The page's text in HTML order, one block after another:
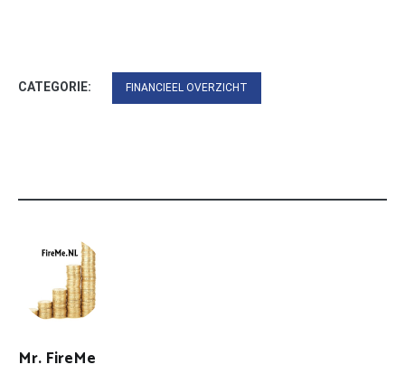
CATEGORIE: FINANCIEEL OVERZICHT
Mr. FireMe